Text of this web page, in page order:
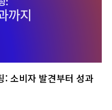
: 소비자 발견부터 성과